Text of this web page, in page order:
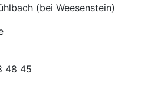
(bei Weesenstein)
48 45